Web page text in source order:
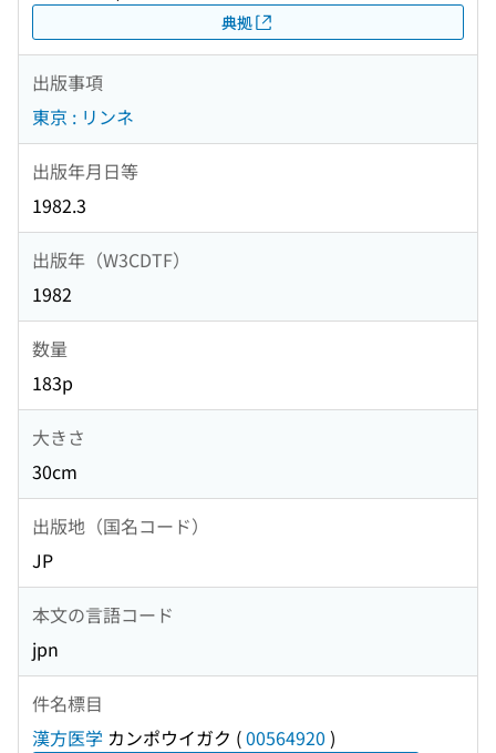
典拠
出版事項
東京 : リンネ
出版年月日等
1982.3
出版年（W3CDTF）
1982
数量
183p
大きさ
30cm
出版地（国名コード）
JP
本文の言語コード
jpn
件名標目
漢方医学 カンポウイガク (00564920 )